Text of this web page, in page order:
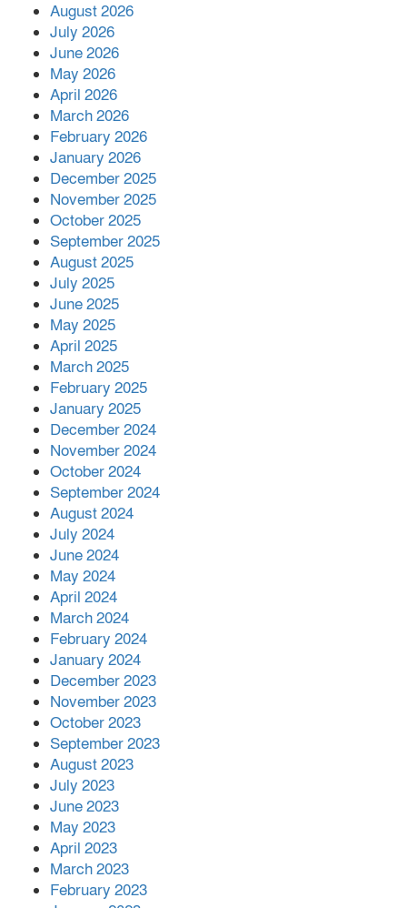
‘জ্বিন হাজিরে স্বর্ণ দ্বিগুণ’— প্রতারণার ফাঁদে ১৭
নারী,দুলারহাটে চক্রের ৪ সদস্য গ্রেফতার।
৩০ জুলাই একযোগে এসএসসির ফল প্রকাশ।
August 2026
July 2026
June 2026
May 2026
April 2026
March 2026
February 2026
January 2026
December 2025
November 2025
October 2025
September 2025
August 2025
July 2025
June 2025
May 2025
April 2025
March 2025
February 2025
January 2025
December 2024
November 2024
October 2024
September 2024
August 2024
July 2024
June 2024
May 2024
April 2024
March 2024
February 2024
January 2024
December 2023
November 2023
October 2023
September 2023
August 2023
July 2023
June 2023
May 2023
April 2023
March 2023
February 2023